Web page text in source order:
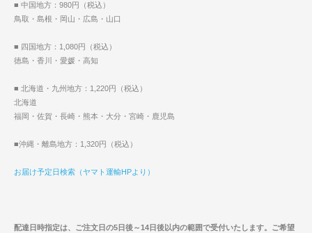
■ 中国地方：980円（税込）
鳥取・島根・岡山・広島・山口
■ 四国地方：1,080円（税込）
徳島・香川・愛媛・高知
■ 北海道・九州地方：1,220円（税込）
北海道
福岡・佐賀・長崎・熊本・大分・宮崎・鹿児島
■沖縄・離島地方：1,320円（税込）
お届け予定日検索（ヤマト運輸HPより）
配達日時指定は、ご注文日の5日後～14日後以内の範囲で受付いたします。ご希望